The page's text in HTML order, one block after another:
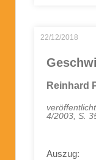
22/12/2018
Reinhard
4/2003, S.
Auszug: